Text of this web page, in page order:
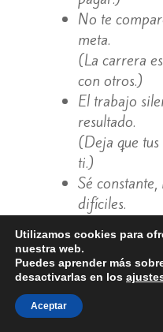
No te
meta.
(La carrera
con otros.)
El trabajo
resultado.
(Deja que
ti.)
Sé
difíciles.
cuentan.)
No
(Sería como
de ti.)
Utilizamos cookies para
nuestra web.
Puedes aprender más
desactivarlas en los
Aceptar